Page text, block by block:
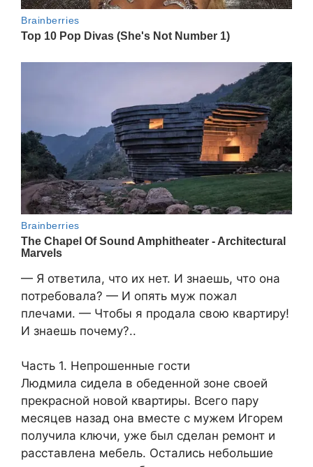
— Я ответила, что их нет. И знаешь, что она
потребовала? — И опять муж пожал
плечами. — Чтобы я продала свою квартиру!
И знаешь почему?..
Часть 1. Непрошенные гости
Людмила сидела в обеденной зоне своей
прекрасной новой квартиры. Всего пару
месяцев назад она вместе с мужем Игорем
получила ключи, уже был сделан ремонт и
расставлена мебель. Остались небольшие